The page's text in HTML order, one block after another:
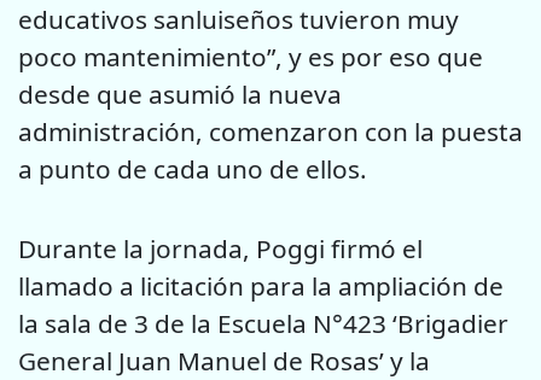
educativos sanluiseños tuvieron muy
poco mantenimiento”, y es por eso que
desde que asumió la nueva
administración, comenzaron con la puesta
a punto de cada uno de ellos.
Durante la jornada, Poggi firmó el
llamado a licitación para la ampliación de
la sala de 3 de la Escuela N°423 ‘Brigadier
General Juan Manuel de Rosas’ y la